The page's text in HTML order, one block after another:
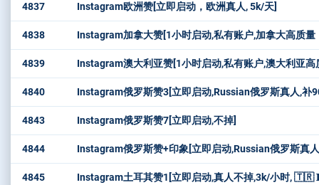
4837 Instagram欧洲赞[立即启动，欧洲真人, 5k/天]
4838 Instagram加拿大赞[1小时启动,私有账户,加拿大高质量
4839 Instagram澳大利亚赞[1小时启动,私有账户,澳大利亚高
4840 Instagram俄罗斯赞3[立即启动,Russian俄罗斯真人,补
4843 Instagram俄罗斯赞7[立即启动,不掉]
4844 Instagram俄罗斯赞+印象[立即启动,Russian俄罗斯真
4845 Instagram土耳其赞1[立即启动,真人不掉,3k/小时, 🇹🇷